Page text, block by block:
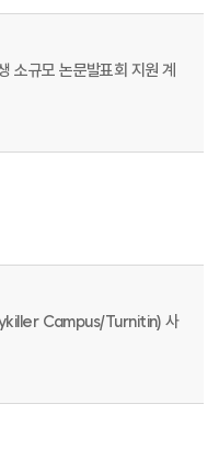
소규모 논문발표회 지원 계
Campus/Turnitin) 사